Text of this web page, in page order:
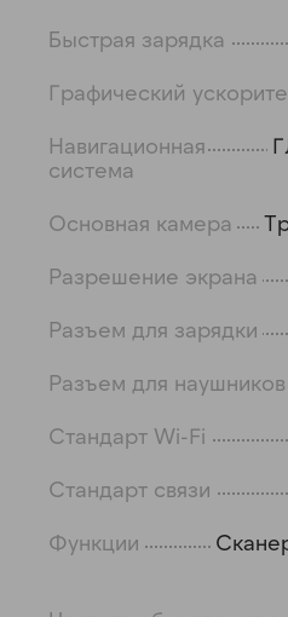
Быстрая зарядка
Графический
Навигационная
система
Основная камера
Разрешение экрана
Разъем для зарядки
Разъем для наушников
Стандарт Wi-Fi
Стандарт связи
Функции